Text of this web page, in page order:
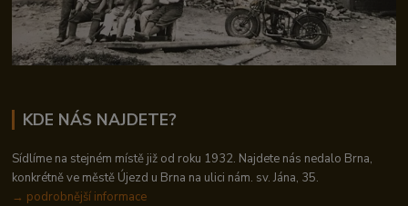
KDE NÁS NAJDETE?
Sídlíme na stejném místě již od roku 1932. Najdete nás nedalo Brna,
konkrétně ve městě Újezd u Brna na ulici nám. sv. Jána, 35.
→ podrobnější informace